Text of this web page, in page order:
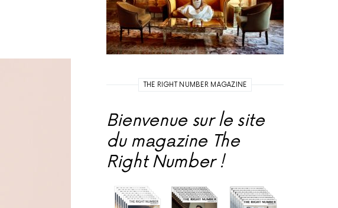
THE RIGHT NUMBER MAGAZINE
Bienvenue sur le site
du magazine The
Right Number !